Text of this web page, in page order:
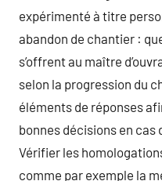
expérimenté à titre
abandon de chantier :
s’offrent au maître
selon la progression du
éléments de réponses
bonnes décisions en
Vérifier les
comme par exemple la